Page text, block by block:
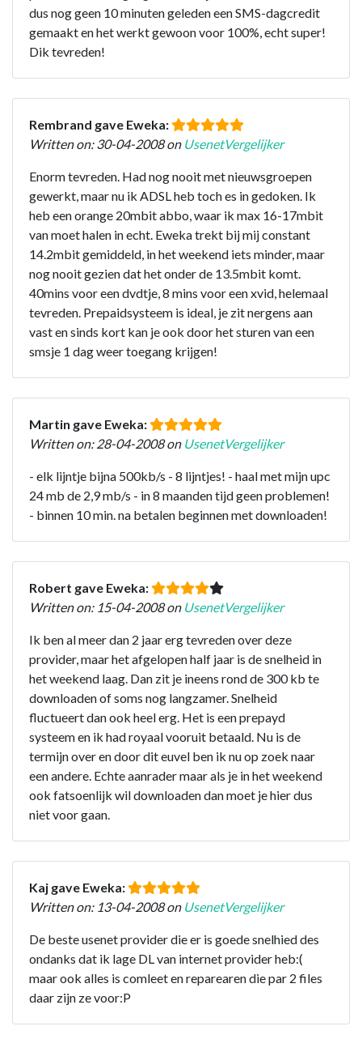
dus nog geen 10 minuten geleden een SMS-dagcredit
gemaakt en het werkt gewoon voor 100%, echt super!
Dik tevreden!
Rembrand gave Eweka:
Written on: 30-04-2008 on UsenetVergelijker
Enorm tevreden. Had nog nooit met nieuwsgroepen
gewerkt, maar nu ik ADSL heb toch es in gedoken. Ik
heb een orange 20mbit abbo, waar ik max 16-17mbit
van moet halen in echt. Eweka trekt bij mij constant
14.2mbit gemiddeld, in het weekend iets minder, maar
nog nooit gezien dat het onder de 13.5mbit komt.
40mins voor een dvdtje, 8 mins voor een xvid, helemaal
tevreden. Prepaidsysteem is ideal, je zit nergens aan
vast en sinds kort kan je ook door het sturen van een
smsje 1 dag weer toegang krijgen!
Martin gave Eweka:
Written on: 28-04-2008 on UsenetVergelijker
- elk lijntje bijna 500kb/s - 8 lijntjes! - haal met mijn upc
24 mb de 2,9 mb/s - in 8 maanden tijd geen problemen!
- binnen 10 min. na betalen beginnen met downloaden!
Robert gave Eweka:
Written on: 15-04-2008 on UsenetVergelijker
Ik ben al meer dan 2 jaar erg tevreden over deze
provider, maar het afgelopen half jaar is de snelheid in
het weekend laag. Dan zit je ineens rond de 300 kb te
downloaden of soms nog langzamer. Snelheid
fluctueert dan ook heel erg. Het is een prepayd
systeem en ik had royaal vooruit betaald. Nu is de
termijn over en door dit euvel ben ik nu op zoek naar
een andere. Echte aanrader maar als je in het weekend
ook fatsoenlijk wil downloaden dan moet je hier dus
niet voor gaan.
Kaj gave Eweka:
Written on: 13-04-2008 on UsenetVergelijker
De beste usenet provider die er is goede snelhied des
ondanks dat ik lage DL van internet provider heb:(
maar ook alles is comleet en reparearen die par 2 files
daar zijn ze voor:P